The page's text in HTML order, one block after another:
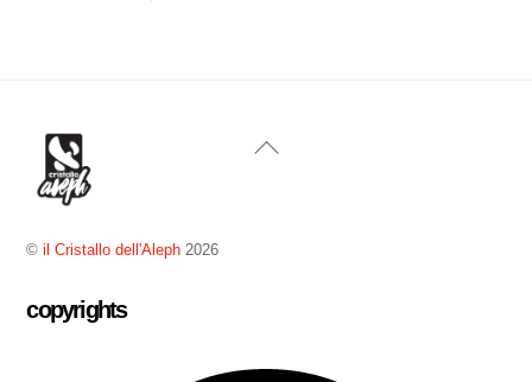
Back
©il Cristallo dell'Aleph 2026
copyrights